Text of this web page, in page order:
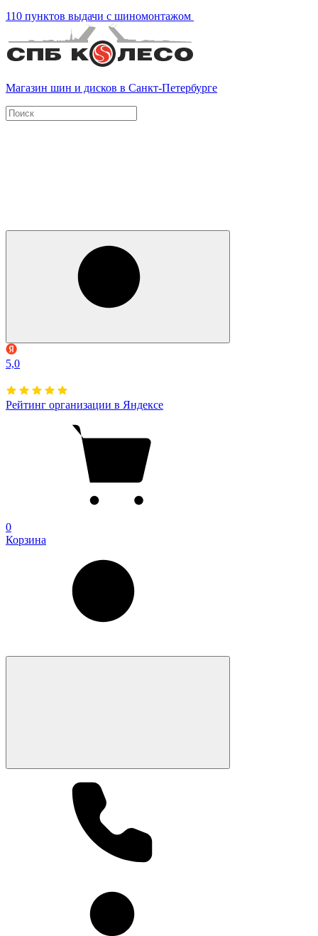
110 пунктов выдачи с шиномонтажом
Магазин шин и дисков в Санкт-Петербурге
5,0
Рейтинг организации в Яндексе
0
Корзина